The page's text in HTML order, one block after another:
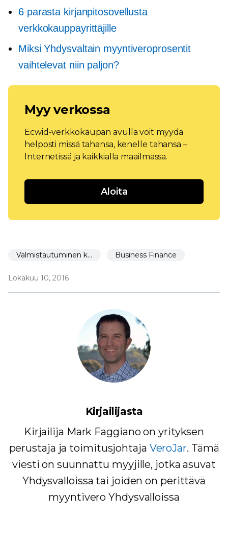
6 parasta kirjanpitosovellusta
verkkokauppayrittäjille
Miksi Yhdysvaltain myyntiveroprosentit
vaihtelevat niin paljon?
Myy verkossa
Ecwid-verkkokaupan avulla voit myydä
helposti missä tahansa, kenelle tahansa –
Internetissä ja kaikkialla maailmassa.
Aloita
Valmistautuminen käynnistämiseen Business Finance
Lokakuu 10, 2016
Kirjailijasta
Kirjailija Mark Faggiano on yrityksen
perustaja ja toimitusjohtaja VeroJar. Tämä
viesti on suunnattu myyjille, jotka asuvat
Yhdysvalloissa tai joiden on perittävä
myyntivero Yhdysvalloissa